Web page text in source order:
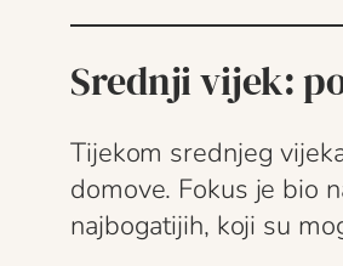
Srednji vijek:
Tijekom srednjeg
domove. Fokus je bio
najbogatijih, koji su